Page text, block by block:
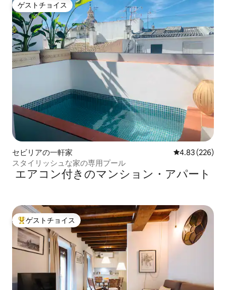
ゲストチョイス
ゲストチョイス
セビリアの一軒家 レビュー226
4.83 (226)
スタイリッシュな家の専用プール
エアコン付きのマンション・アパート
大好評のゲストチョイスです。
ゲストチョイス